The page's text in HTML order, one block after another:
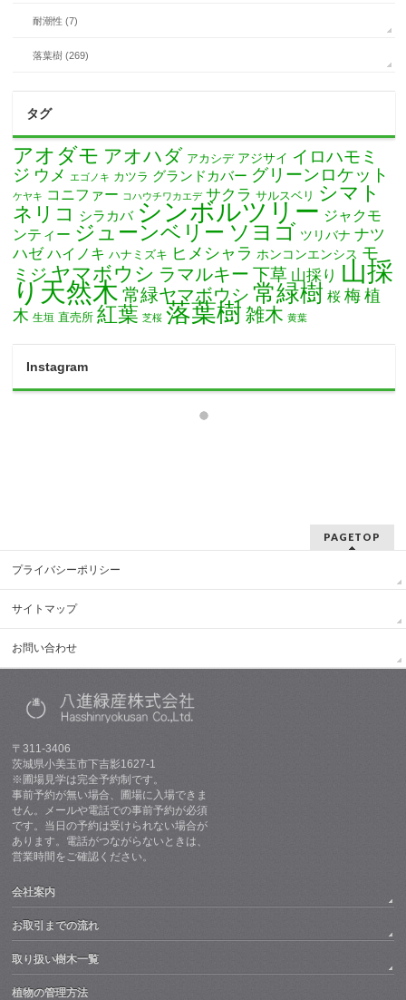
耐潮性 (7)
落葉樹 (269)
タグ
アオダモ アオハダ アカシデ アジサイ イロハモミ
ジ ウメ エゴノキ カツラ グランドカバー グリーンロケット
ケヤキ コニファー コハウチワカエデ サクラ サルスベリ シマト
ネリコ
シラカバ シンボルツリー ジャクモ
ンティー ジューンベリー ソヨゴ ツリバナ ナツ
ハゼ ハイノキ ハナミズキ ヒメシャラ ホンコンエンシス モ
ミジ ヤマボウシ ラマルキー 下草 山採り 山採
り天然木 常緑ヤマボウシ 常緑樹 桜 梅 植
木 生垣 直売所 紅葉 芝桜 落葉樹 雑木 黄葉
Instagram
PAGETOP
プライバシーポリシー
サイトマップ
お問い合わせ
〒311-3406
茨城県小美玉市下吉影1627-1
※圃場見学は完全予約制です。
事前予約が無い場合、圃場に入場できま
せん。メールや電話での事前予約が必須
です。当日の予約は受けられない場合が
あります。電話がつながらないときは、
営業時間をご確認ください。
会社案内
お取引までの流れ
取り扱い樹木一覧
植物の管理方法